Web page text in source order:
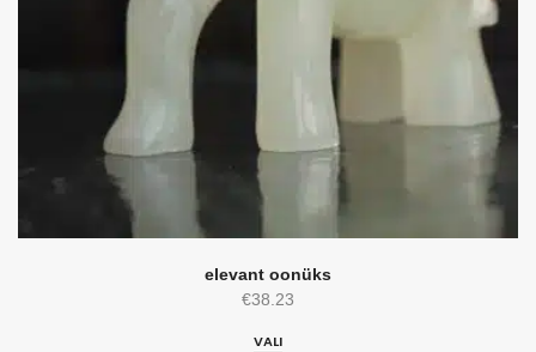
elevant oonüks
€38.23
VALI